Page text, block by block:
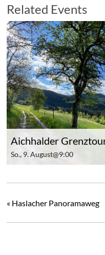
Related Events
Aichhalder
So., 9. August@9:00
« Haslacher Panoramaweg